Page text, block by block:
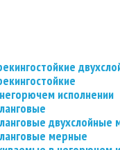
исполнении
двухслойные
мерные